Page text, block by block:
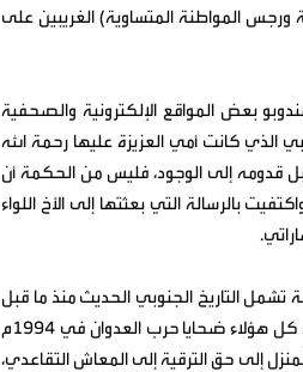
ورجس المواطنة المتساوية) الغريبين على
بعض المواقع الإلكترونية والصحفية
الذي كانت أمي العزيزة عليها رحمة الله
قدومه إلى الوجود، فليس من الحكمة أن
بالرسالة التي بعثتها إلى الأخ اللواء
التاريخ الجنوبي الحديث منذ ما قبل
الاستقلال،حتى يوم الناس هذا، بما في ذلك ضحايا الصراعات السياسية الجنوبية، وبعد كل هؤلاء ضحايا حرب العدوان في 1994م
إلى حق الترقية إلى المعاش التقاعدي،